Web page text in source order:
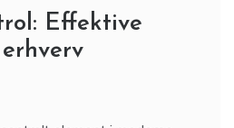
Effektive